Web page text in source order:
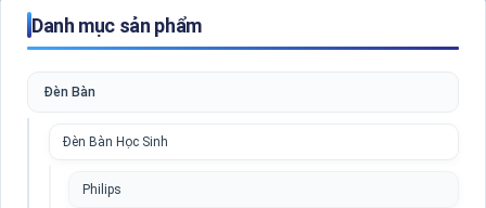
Danh mục sản phẩm
Đèn Bàn
Đèn Bàn Học Sinh
Philips